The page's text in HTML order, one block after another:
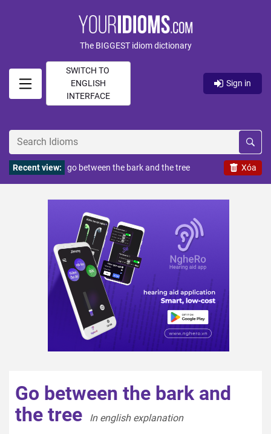
The BIGGEST idiom dictionary
SWITCH TO
ENGLISH
INTERFACE
Sign in
Xóa
Recent view: go between the bark and the tree
Go between the bark and
the tree
In english explanation